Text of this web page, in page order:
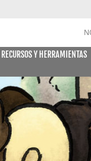
RECURSOS Y HERRAMIENTAS
PAGO